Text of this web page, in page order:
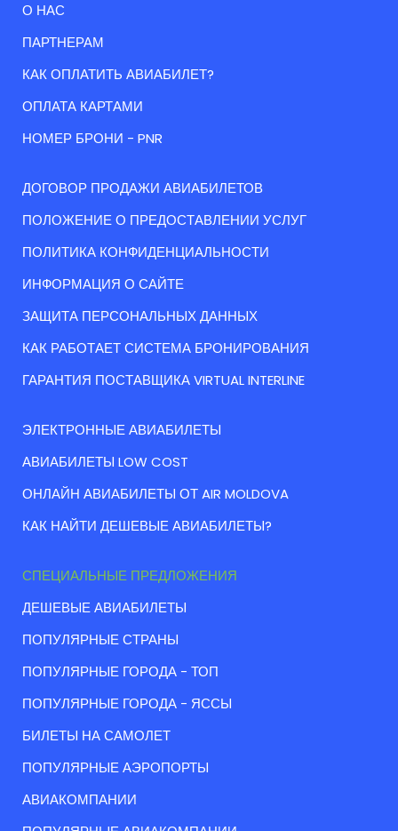
О НАС
ПАРТНЕРАМ
КАК ОПЛАТИТЬ АВИАБИЛЕТ?
ОПЛАТА КАРТАМИ
НОМЕР БРОНИ - PNR
ДОГОВОР ПРОДАЖИ АВИАБИЛЕТОВ
ПОЛОЖЕНИЕ О ПРЕДОСТАВЛЕНИИ УСЛУГ
ПОЛИТИКА КОНФИДЕНЦИАЛЬНОСТИ
ИНФОРМАЦИЯ О САЙТЕ
ЗАЩИТА ПЕРСОНАЛЬНЫХ ДАННЫХ
КАК РАБОТАЕТ СИСТЕМА БРОНИРОВАНИЯ
ГАРАНТИЯ ПОСТАВЩИКА VIRTUAL INTERLINE
ЭЛЕКТРОННЫЕ АВИАБИЛЕТЫ
АВИАБИЛЕТЫ LOW COST
ОНЛАЙН АВИАБИЛЕТЫ ОТ AIR MOLDOVA
КАК НАЙТИ ДЕШЕВЫЕ АВИАБИЛЕТЫ?
СПЕЦИАЛЬНЫЕ ПРЕДЛОЖЕНИЯ
ДЕШЕВЫЕ АВИАБИЛЕТЫ
ПОПУЛЯРНЫЕ СТРАНЫ
ПОПУЛЯРНЫЕ ГОРОДА - ТОП
ПОПУЛЯРНЫЕ ГОРОДА - ЯССЫ
БИЛЕТЫ НА САМОЛЕТ
ПОПУЛЯРНЫЕ АЭРОПОРТЫ
АВИАКОМПАНИИ